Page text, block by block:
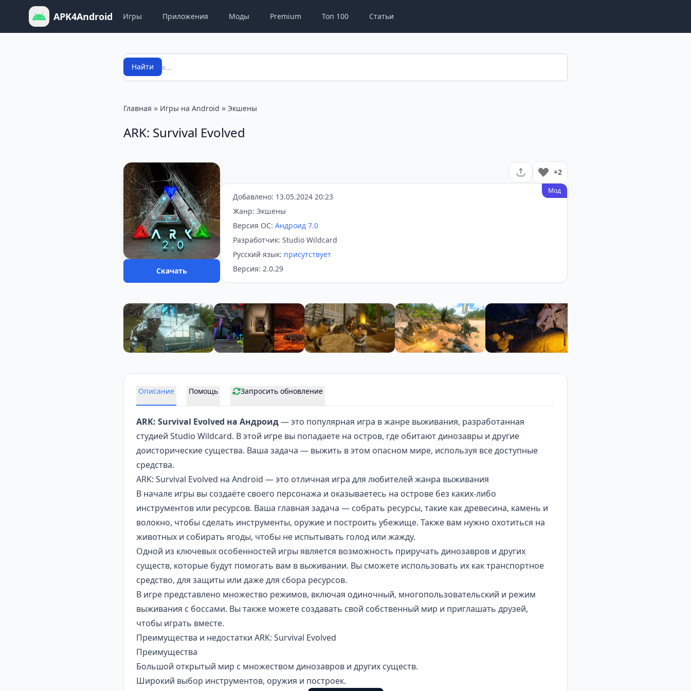
APK4Android Игры Приложения Моды Premium Топ 100 Статьи
Поиск
Найти
Главная » Игры на Android » Экшены
ARK: Survival Evolved
Скачать
+2
Мод
Добавлено: 13.05.2024 20:23
Жанр: Экшены
Версия ОС: Андроид 7.0
Разработчик: Studio Wildcard
Русский язык: присутствует
Версия: 2.0.29
Описание Помощь Запросить обновление
ARK: Survival Evolved на Андроид— это популярная игра в жанре выживания, разработанная
студией Studio Wildcard. В этой игре вы попадаете на остров, где обитают динозавры и другие
доисторические существа. Ваша задача — выжить в этом опасном мире, используя все доступные
средства.
ARK: Survival Evolved на Android — это отличная игра для любителей жанра выживания
В начале игры вы создаёте своего персонажа и оказываетесь на острове без каких-либо
инструментов или ресурсов. Ваша главная задача — собрать ресурсы, такие как древесина, камень и
волокно, чтобы сделать инструменты, оружие и построить убежище. Также вам нужно охотиться на
животных и собирать ягоды, чтобы не испытывать голод или жажду.
Одной из ключевых особенностей игры является возможность приручать динозавров и других
существ, которые будут помогать вам в выживании. Вы сможете использовать их как транспортное
средство, для защиты или даже для сбора ресурсов.
В игре представлено множество режимов, включая одиночный, многопользовательский и режим
выживания с боссами. Вы также можете создавать свой собственный мир и приглашать друзей,
чтобы играть вместе.
Преимущества и недостатки ARK: Survival Evolved
Преимущества
Большой открытый мир с множеством динозавров и других существ.
Широкий выбор инструментов, оружия и построек.